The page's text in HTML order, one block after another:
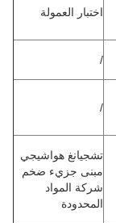
اختبار العمولة
تشجيانغ هواشيجي
مبنى جزيء ضخم
شركة المواد
المحدودة